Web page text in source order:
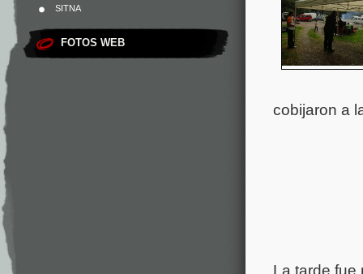
SITNA
FOTOS WEB
cobijaron a
La tarde fue